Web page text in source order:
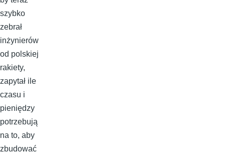
szybko
zebrał
inżynierów
od polskiej
rakiety,
zapytał ile
czasu i
pieniędzy
potrzebują
na to, aby
zbudować